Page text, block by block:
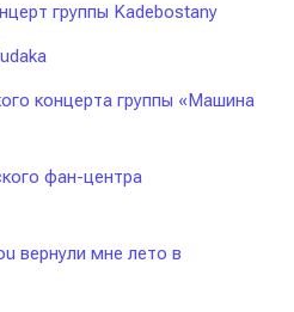
группы Kadebostany
концерта группы «Машина
фан-центра
вернули мне лето в